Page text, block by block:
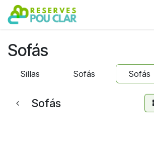
Ir al contenido
Sofás
Sillas Sofás Sofás
Sofás